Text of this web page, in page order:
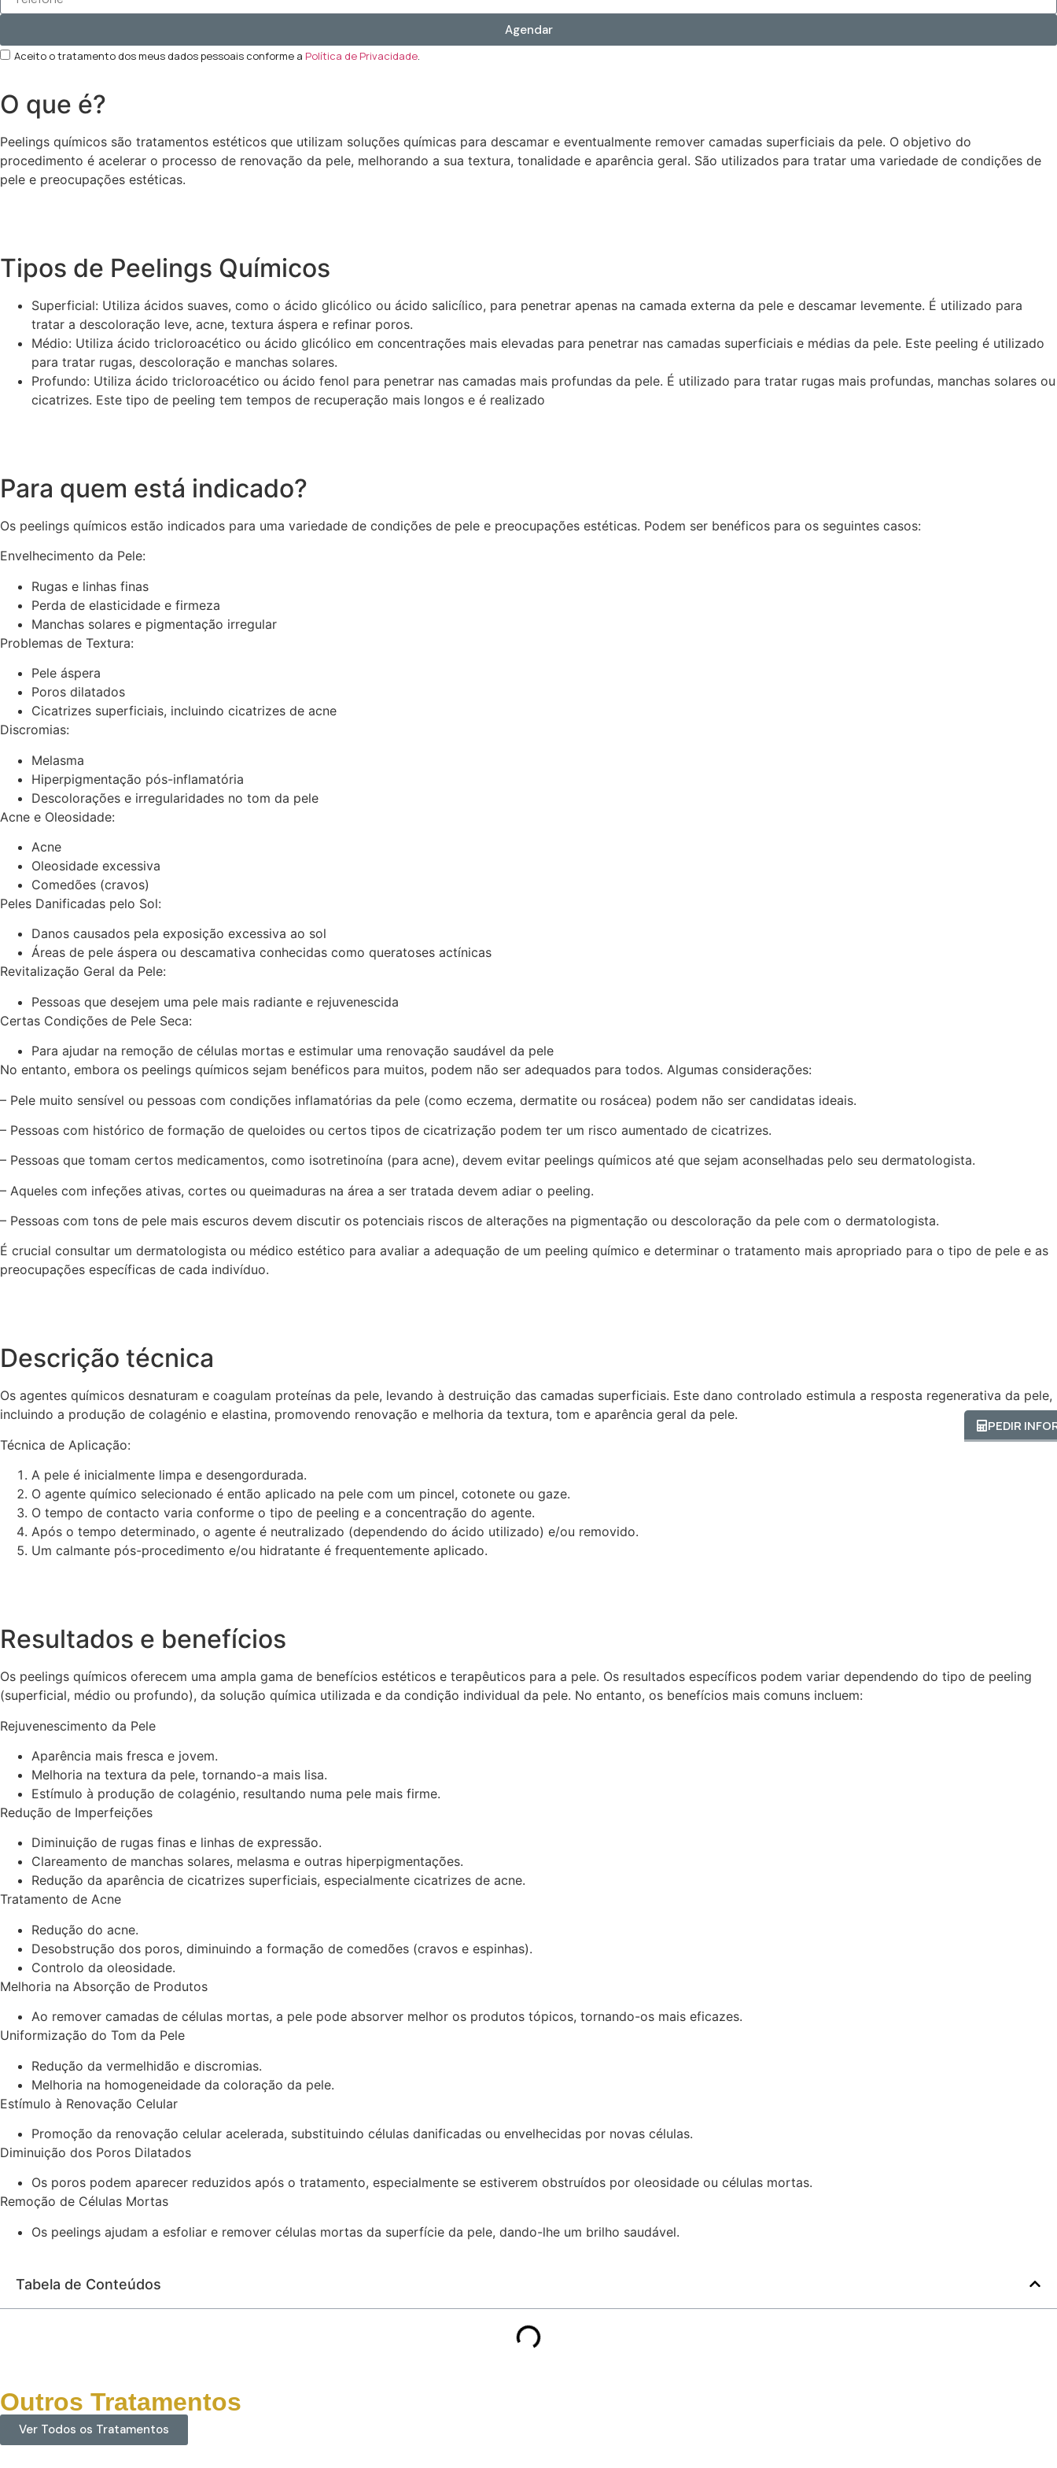
Aceito o tratamento dos meus dados pessoais conforme a Política de Privacidade.
Agendar
O que é?
Peelings químicos são tratamentos estéticos que utilizam soluções químicas para descamar e eventualmente remover camadas superficiais da pele. O objetivo do
procedimento é acelerar o processo de renovação da pele, melhorando a sua textura, tonalidade e aparência geral. São utilizados para tratar uma variedade de condições de
pele e preocupações estéticas.
Tipos de Peelings Químicos
Superficial: Utiliza ácidos suaves, como o ácido glicólico ou ácido salicílico, para penetrar apenas na camada externa da pele e descamar levemente. É utilizado para
tratar a descoloração leve, acne, textura áspera e refinar poros.
Médio: Utiliza ácido tricloroacético ou ácido glicólico em concentrações mais elevadas para penetrar nas camadas superficiais e médias da pele. Este peeling é utilizado
para tratar rugas, descoloração e manchas solares.
Profundo: Utiliza ácido tricloroacético ou ácido fenol para penetrar nas camadas mais profundas da pele. É utilizado para tratar rugas mais profundas, manchas solares ou
cicatrizes. Este tipo de peeling tem tempos de recuperação mais longos e é realizado
Para quem está indicado?
Os peelings químicos estão indicados para uma variedade de condições de pele e preocupações estéticas. Podem ser benéficos para os seguintes casos:
Envelhecimento da Pele:
Rugas e linhas finas
Perda de elasticidade e firmeza
Manchas solares e pigmentação irregular
Problemas de Textura:
Pele áspera
Poros dilatados
Cicatrizes superficiais, incluindo cicatrizes de acne
Discromias:
Melasma
Hiperpigmentação pós-inflamatória
Descolorações e irregularidades no tom da pele
Acne e Oleosidade:
Acne
Oleosidade excessiva
Comedões (cravos)
Peles Danificadas pelo Sol:
Danos causados pela exposição excessiva ao sol
Áreas de pele áspera ou descamativa conhecidas como queratoses actínicas
Revitalização Geral da Pele:
Pessoas que desejem uma pele mais radiante e rejuvenescida
Certas Condições de Pele Seca:
Para ajudar na remoção de células mortas e estimular uma renovação saudável da pele
No entanto, embora os peelings químicos sejam benéficos para muitos, podem não ser adequados para todos. Algumas considerações:
– Pele muito sensível ou pessoas com condições inflamatórias da pele (como eczema, dermatite ou rosácea) podem não ser candidatas ideais.
– Pessoas com histórico de formação de queloides ou certos tipos de cicatrização podem ter um risco aumentado de cicatrizes.
– Pessoas que tomam certos medicamentos, como isotretinoína (para acne), devem evitar peelings químicos até que sejam aconselhadas pelo seu dermatologista.
– Aqueles com infeções ativas, cortes ou queimaduras na área a ser tratada devem adiar o peeling.
– Pessoas com tons de pele mais escuros devem discutir os potenciais riscos de alterações na pigmentação ou descoloração da pele com o dermatologista.
É crucial consultar um dermatologista ou médico estético para avaliar a adequação de um peeling químico e determinar o tratamento mais apropriado para o tipo de pele e as
preocupações específicas de cada indivíduo.
Descrição técnica
Os agentes químicos desnaturam e coagulam proteínas da pele, levando à destruição das camadas superficiais. Este dano controlado estimula a resposta regenerativa da pele,
incluindo a produção de colagénio e elastina, promovendo renovação e melhoria da textura, tom e aparência geral da pele.
Técnica de Aplicação:
A pele é inicialmente limpa e desengordurada.
O agente químico selecionado é então aplicado na pele com um pincel, cotonete ou gaze.
O tempo de contacto varia conforme o tipo de peeling e a concentração do agente.
Após o tempo determinado, o agente é neutralizado (dependendo do ácido utilizado) e/ou removido.
Um calmante pós-procedimento e/ou hidratante é frequentemente aplicado.
Resultados e benefícios
Os peelings químicos oferecem uma ampla gama de benefícios estéticos e terapêuticos para a pele. Os resultados específicos podem variar dependendo do tipo de peeling
(superficial, médio ou profundo), da solução química utilizada e da condição individual da pele. No entanto, os benefícios mais comuns incluem:
Rejuvenescimento da Pele
Aparência mais fresca e jovem.
Melhoria na textura da pele, tornando-a mais lisa.
Estímulo à produção de colagénio, resultando numa pele mais firme.
Redução de Imperfeições
Diminuição de rugas finas e linhas de expressão.
Clareamento de manchas solares, melasma e outras hiperpigmentações.
Redução da aparência de cicatrizes superficiais, especialmente cicatrizes de acne.
Tratamento de Acne
Redução do acne.
Desobstrução dos poros, diminuindo a formação de comedões (cravos e espinhas).
Controlo da oleosidade.
Melhoria na Absorção de Produtos
Ao remover camadas de células mortas, a pele pode absorver melhor os produtos tópicos, tornando-os mais eficazes.
Uniformização do Tom da Pele
Redução da vermelhidão e discromias.
Melhoria na homogeneidade da coloração da pele.
Estímulo à Renovação Celular
Promoção da renovação celular acelerada, substituindo células danificadas ou envelhecidas por novas células.
Diminuição dos Poros Dilatados
Os poros podem aparecer reduzidos após o tratamento, especialmente se estiverem obstruídos por oleosidade ou células mortas.
Remoção de Células Mortas
Os peelings ajudam a esfoliar e remover células mortas da superfície da pele, dando-lhe um brilho saudável.
Tabela de Conteúdos
Outros Tratamentos
Ver Todos os Tratamentos
PEDIR